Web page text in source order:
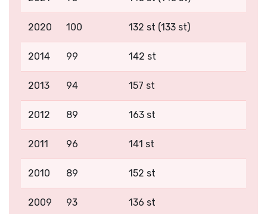
2020 100 132 st (133 st)
2014 99 142 st
2013 94 157 st
2012 89 163 st
2011 96 141 st
2010 89 152 st
2009 93 136 st